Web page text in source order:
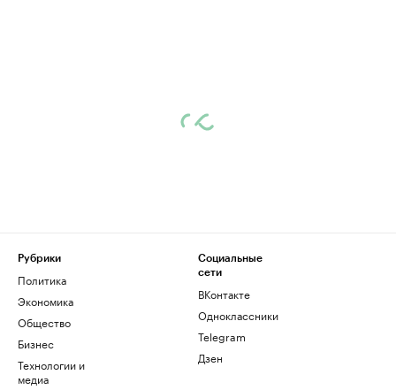
Рубрики
Политика
Экономика
Общество
Бизнес
Технологии и
медиа
Социальные
сети
ВКонтакте
Одноклассники
Telegram
Дзен